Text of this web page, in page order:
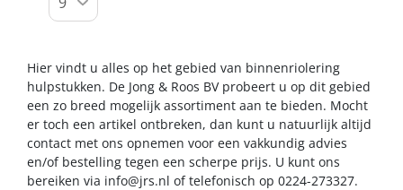
Hier vindt u alles op het gebied van binnenriolering
hulpstukken. De Jong & Roos BV probeert u op dit gebied
een zo breed mogelijk assortiment aan te bieden. Mocht
er toch een artikel ontbreken, dan kunt u natuurlijk altijd
contact met ons opnemen voor een vakkundig advies
en/of bestelling tegen een scherpe prijs. U kunt ons
bereiken via info@jrs.nl of telefonisch op 0224-273327.